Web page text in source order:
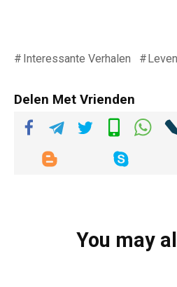
Interessante Verhalen
Delen Met Vrienden
You may